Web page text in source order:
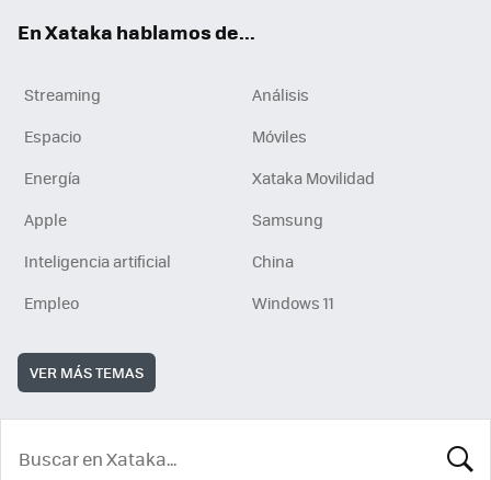
En Xataka hablamos de...
Streaming
Análisis
Espacio
Móviles
Energía
Xataka Movilidad
Apple
Samsung
Inteligencia artificial
China
Empleo
Windows 11
VER MÁS TEMAS